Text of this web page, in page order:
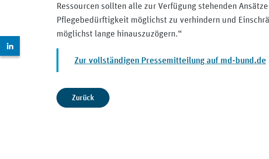
Ressourcen sollten alle zur Verfügung stehenden
Pflegebedürftigkeit möglichst zu verhindern und
möglichst lange hinauszuzögern.“
Zur vollständigen Pressemitteilung auf md-bund.de
Zurück